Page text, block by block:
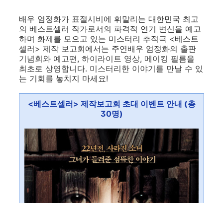
배우 엄정화가 표절시비에 휘말리는 대한민국 최고
의 베스트셀러 작가로서의 파격적 연기 변신을 예고
하며 화제를 모으고 있는 미스터리 추적극 <베스트
셀러> 제작 보고회에서는 주연배우 엄정화의 출판
기념회와 예고편, 하이라이트 영상, 메이킹 필름을
최초로 상영합니다. 미스터리한 이야기를 만날 수 있
는 기회를 놓치지 마세요!
<베스트셀러> 제작보고회 초대 이벤트 안내 (총
30명)